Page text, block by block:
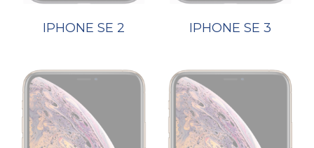
IPHONE SE 2 IPHONE SE 3